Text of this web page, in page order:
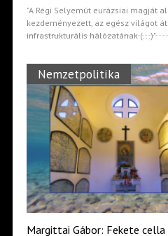
"A Régi Selyemút eurázsiai magját
kezdeményezett, az egész világot
infrastrukturális hálózatának (...)"
Nemzetpolitika
Margittai Gábor: Fekete cella